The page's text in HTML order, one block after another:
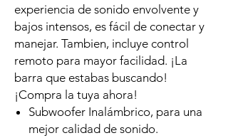
experiencia de sonido envolvente y
bajos intensos, es fácil de conectar y
manejar. Tambien, incluye control
remoto para mayor facilidad. ¡La
barra que estabas buscando!
¡Compra la tuya ahora!
Subwoofer Inalámbrico, para una
mejor calidad de sonido.